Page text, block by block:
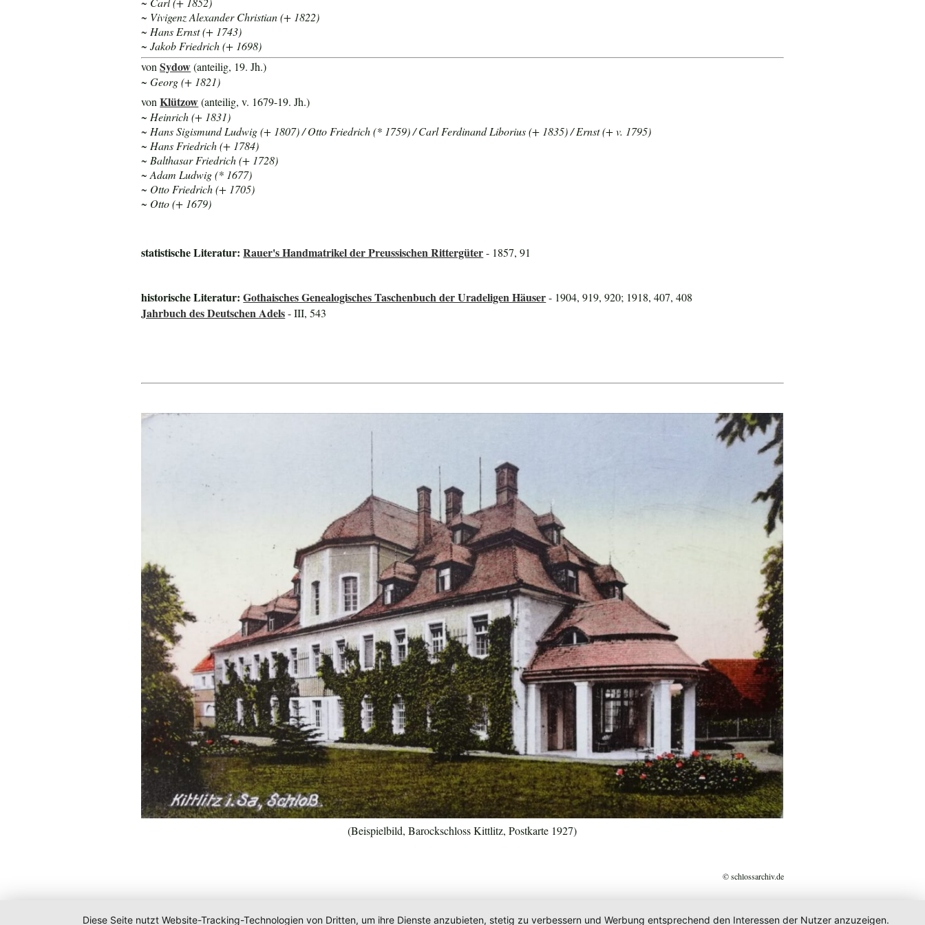
~ Vivigenz Alexander Christian (+ 1822)
~ Hans Ernst (+ 1743)
~ Jakob Friedrich (+ 1698)
vonSydow(anteilig, 19. Jh.)
~Georg (+ 1821)
vonKlützow(anteilig, v. 1679-19. Jh.)
~ Heinrich (+ 1831)
~ Hans Sigismund Ludwig (+ 1807) / Otto Friedrich (* 1759) / Carl Ferdinand Liborius (+ 1835) / Ernst (+ v. 1795)
~ Hans Friedrich (+ 1784)
~ Balthasar Friedrich (+ 1728)
~ Adam Ludwig (* 1677)
~ Otto Friedrich (+ 1705)
~ Otto (+ 1679)
statistische Literatur:Rauer's Handmatrikel der Preussischen Rittergüter- 1857, 91
historische Literatur:Gothaisches Genealogisches Taschenbuch der Uradeligen Häuser- 1904, 919, 920; 1918, 407, 408
Jahrbuch des Deutschen Adels- III, 543
(Beispielbild, Barockschloss Kittlitz, Postkarte 1927)
© schlossarchiv.de
Diese Seite nutzt Website-Tracking-Technologien von Dritten, um ihre Dienste anzubieten, stetig zu verbessern und Werbung entsprechend den Interessen der Nutzer anzuzeigen.